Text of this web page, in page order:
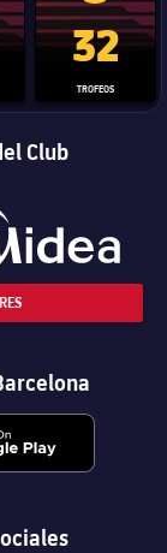
del Mundial deCopa del
32
TROFEOS
Club